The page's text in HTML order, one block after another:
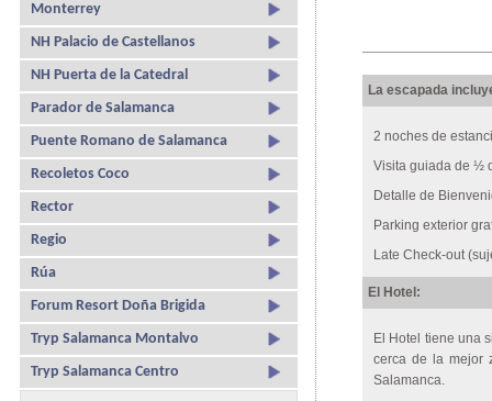
Monterrey
NH Palacio de Castellanos
NH Puerta de la Catedral
Parador de Salamanca
Puente Romano de Salamanca
Recoletos Coco
Rector
Regio
Rúa
Forum Resort Doña Brigida
Tryp Salamanca Montalvo
Tryp Salamanca Centro
La escapada
2 noches de
Visita guiada de ½
Detalle de
Parking exterior
Late Check-out
El Hotel:
El Hotel tiene una
cerca de la mejor
Salamanca.